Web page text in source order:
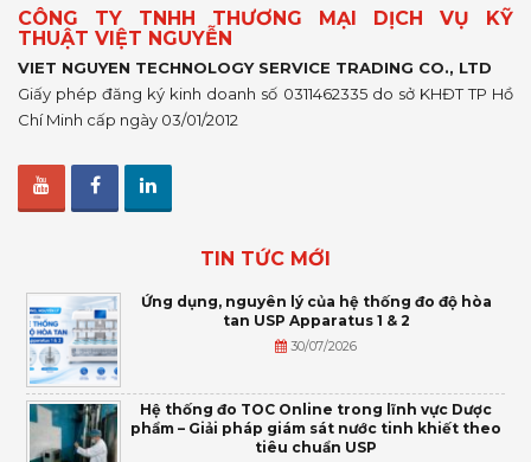
CÔNG TY TNHH THƯƠNG MẠI DỊCH VỤ KỸ
THUẬT VIỆT NGUYỄN
VIET NGUYEN TECHNOLOGY SERVICE TRADING CO., LTD
Giấy phép đăng ký kinh doanh số 0311462335 do sở KHĐT TP Hồ
Chí Minh cấp ngày 03/01/2012
TIN TỨC MỚI
Ứng dụng, nguyên lý của hệ thống đo độ hòa
tan USP Apparatus 1 & 2
30/07/2026
Hệ thống đo TOC Online trong lĩnh vực Dược
phẩm – Giải pháp giám sát nước tinh khiết theo
tiêu chuẩn USP